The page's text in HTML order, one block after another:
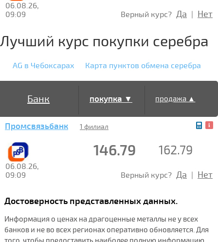
06.08.26,
09:09
Верный курс? Да | Нет
Лучший курс покупки серебра
AG в Чебоксарах Карта пунктов обмена серебра
Банк покупка ▼ продажа ▲
Промсвязьбанк 1 филиал
146.79 162.79
06.08.26,
09:09
Верный курс? Да | Нет
Достоверность представленных данных.
Информация о ценах на драгоценные металлы не у всех
банков и не во всех регионах оперативно обновляется. Для